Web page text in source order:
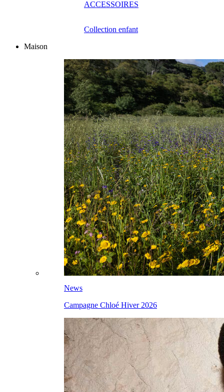
ACCESSOIRES
Collection enfant
Maison
News
Campagne Chloé Hiver 2026